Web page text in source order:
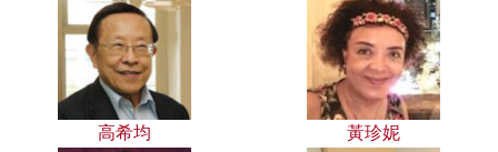
高希均 黃珍妮